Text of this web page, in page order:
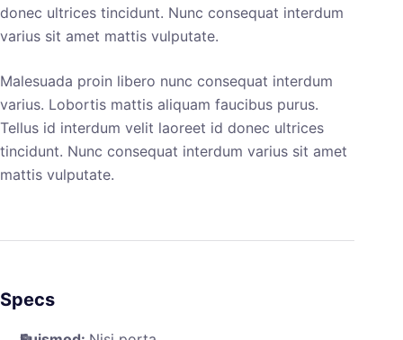
donec ultrices tincidunt. Nunc consequat interdum
varius sit amet mattis vulputate.
Malesuada proin libero nunc consequat interdum
varius. Lobortis mattis aliquam faucibus purus.
Tellus id interdum velit laoreet id donec ultrices
tincidunt. Nunc consequat interdum varius sit amet
mattis vulputate.
Specs